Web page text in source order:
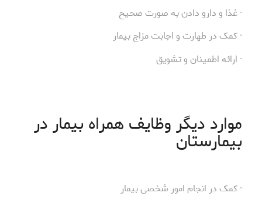
· غذا و دارو دادن به صورت صحیح
· کمک در طهارت و اجابت مزاج بیمار
· ارائه اطمینان و تشویق
موارد دیگر وظایف همراه بیمار در
بیمارستان
· کمک در انجام امور شخصی بیمار